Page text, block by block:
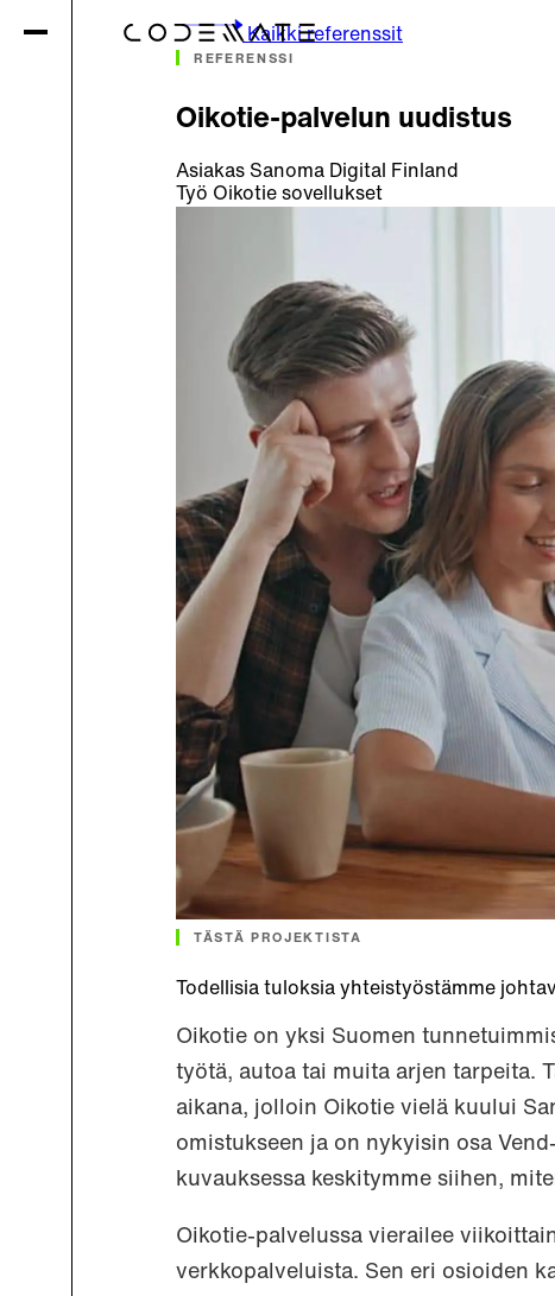
Kaikki referenssit
REFERENSSI
Oikotie-palvelun uudistus
Asiakas Sanoma Digital Finland
Työ Oikotie sovellukset
TÄSTÄ PROJEKTISTA
Todellisia tuloksia yhteistyöstämme
Oikotie on yksi Suomen
työtä, autoa tai muita arjen tarpeita.
aikana, jolloin Oikotie vielä kuului
omistukseen ja on nykyisin osa
kuvauksessa keskitymme siihen,
Oikotie-palvelussa vierailee
verkkopalveluista. Sen eri osioiden